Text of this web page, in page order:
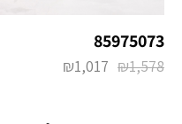
85975073
₪1,578
₪1,017